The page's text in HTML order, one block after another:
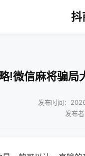
抖
!微信麻将骗局
发布时间：
发布